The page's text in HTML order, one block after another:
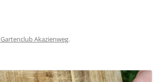
Akazienweg.